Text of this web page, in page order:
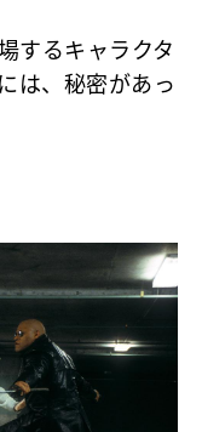
するキャラクタ
は、秘密があっ